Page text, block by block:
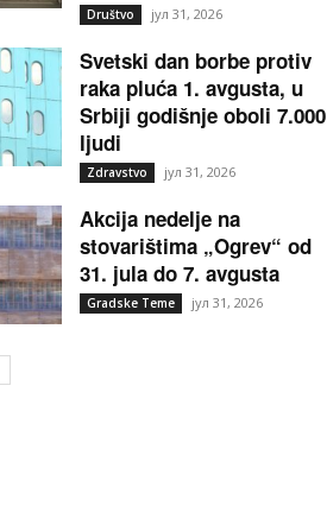
Društvo јул 31, 2026
Svetski dan borbe protiv
raka pluća 1. avgusta, u
Srbiji godišnje oboli 7.000
ljudi
Zdravstvo јул 31, 2026
Akcija nedelje na
stovarištima „Ogrev“ od
31. jula do 7. avgusta
Gradske Teme јул 31, 2026